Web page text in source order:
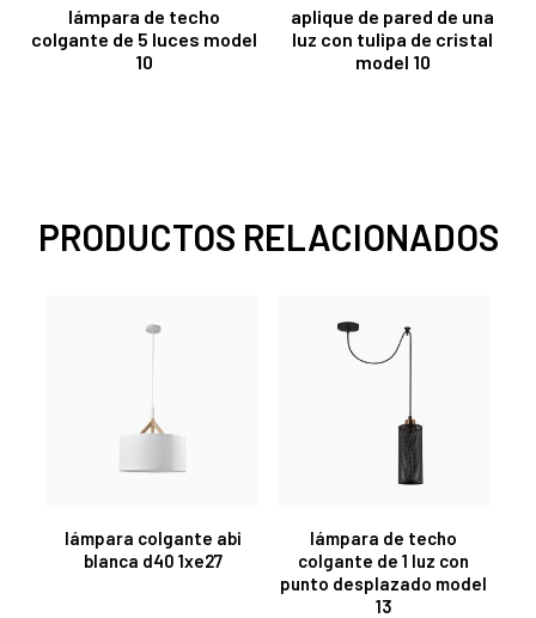
lámpara de techo
colgante de 5 luces model
10
aplique de pared de una
luz con tulipa de cristal
model 10
PRODUCTOS RELACIONADOS
lámpara colgante abi
blanca d40 1xe27
lámpara de techo
colgante de 1 luz con
punto desplazado model
13